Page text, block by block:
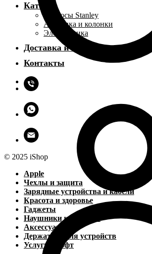
Каталог
Термосы Stanley
Акустика и колонки
Электроника
Доставка и оплата
Контакты
© 2025 iShop
Apple
Чехлы и защита
Зарядные устройства и кабели
Красота и здоровье
Гаджеты
Наушники и колонки
Аксессуары
Держатели для устройств
Услуги и софт